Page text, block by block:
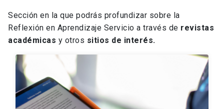
Sección en la que podrás profundizar sobre la
Reflexión en Aprendizaje Servicio a través de revistas
académicas y otros sitios de interés.